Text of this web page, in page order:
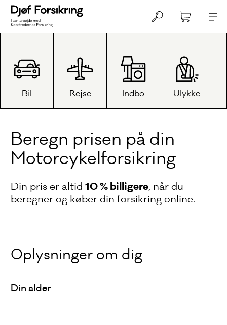
Bil Rejse Indbo Ulykke
Beregn prisen på din
Motorcykel­forsikring
Din pris er altid 10 % billigere, når du
beregner og køber din forsikring online.
Oplysninger om dig
Din alder